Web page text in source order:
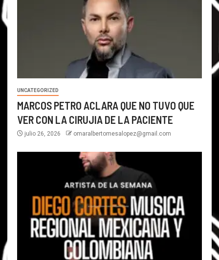
UNCATEGORIZED
MARCOS PETRO ACLARA QUE NO TUVO QUE
VER CON LA CIRUJIA DE LA PACIENTE
julio 26, 2026 omaralbertomesalopez@gmail.com